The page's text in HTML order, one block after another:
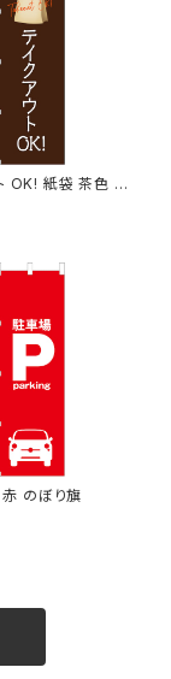
OK! 紙袋 茶色 の
のぼり旗